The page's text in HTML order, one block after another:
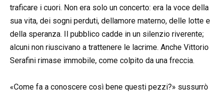
traficare i cuori. Non era solo un concerto: era la voce della
sua vita, dei sogni perduti, dellamore materno, delle lotte e
della speranza. Il pubblico cadde in un silenzio riverente;
alcuni non riuscivano a trattenere le lacrime. Anche Vittorio
Serafini rimase immobile, come colpito da una freccia.
«Come fa a conoscere così bene questi pezzi?» sussurrò